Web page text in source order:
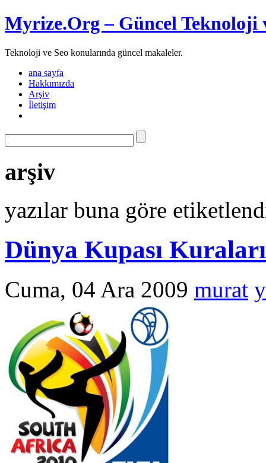
Myrize.Org – Güncel Teknoloji
Teknoloji ve Seo konularında güncel makaleler.
ana sayfa
Hakkımızda
Arşiv
İletişim
arşiv
yazılar buna göre
Dünya Kupası
Cuma, 04 Ara 2009 murat